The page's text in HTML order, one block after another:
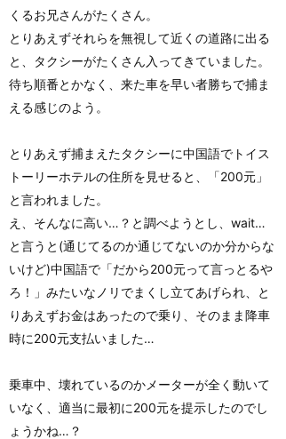
くるお兄さんがたくさん。
とりあえずそれらを無視して近くの道路に出る
と、タクシーがたくさん入ってきていました。
待ち順番とかなく、来た車を早い者勝ちで捕ま
える感じのよう。
とりあえず捕まえたタクシーに中国語でトイス
トーリーホテルの住所を見せると、「200元」
と言われました。
え、そんなに高い…？と調べようとし、wait…
と言うと(通じてるのか通じてないのか分からな
いけど)中国語で「だから200元って言っとるや
ろ！」みたいなノリでまくし立てあげられ、と
りあえずお金はあったので乗り、そのまま降車
時に200元支払いました…
乗車中、壊れているのかメーターが全く動いて
いなく、適当に最初に200元を提示したのでし
ょうかね…？